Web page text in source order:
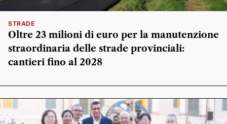
STRADE
Oltre 23 milioni di euro per la manutenzione
straordinaria delle strade provinciali:
cantieri fino al 2028